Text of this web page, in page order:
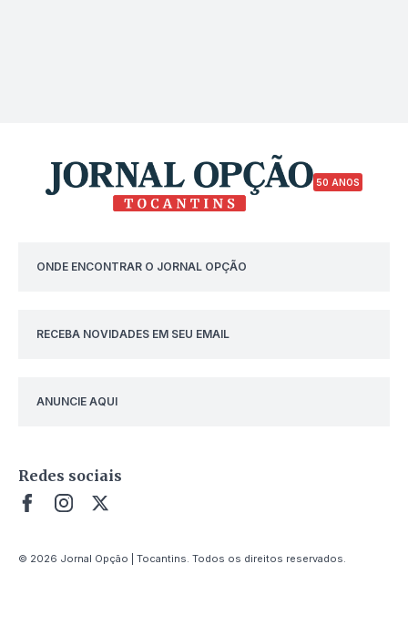
50 ANOS
ONDE ENCONTRAR O JORNAL OPÇÃO
RECEBA NOVIDADES EM SEU EMAIL
ANUNCIE AQUI
Redes sociais
© 2026 Jornal Opção | Tocantins. Todos os direitos reservados.